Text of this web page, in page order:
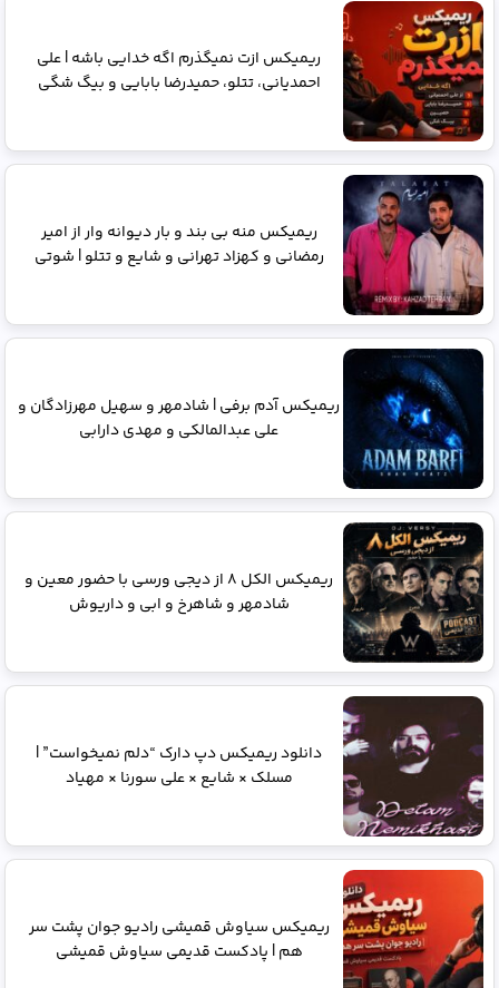
ریمیکس ازت نمیگذرم اگه خدایی باشه | علی
احمدیانی، تتلو، حمیدرضا بابایی و بیگ شگی
ریمیکس منه بی بند و بار دیوانه وار از امیر
رمضانی و کهزاد تهرانی و شایع و تتلو | شوتی
ریمیکس آدم برفی | شادمهر و سهیل مهرزادگان و
علی عبدالمالکی و مهدی دارابی
ریمیکس الکل ۸ از دیجی ورسی با حضور معین و
شادمهر و شاهرخ و ابی و داریوش
دانلود ریمیکس دپ دارک “دلم نمیخواست” |
مسلک × شایع × علی سورنا × مهیاد
ریمیکس سیاوش قمیشی رادیو جوان پشت سر
هم | پادکست قدیمی سیاوش قمیشی